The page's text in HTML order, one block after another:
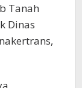
Tanah
Dinas